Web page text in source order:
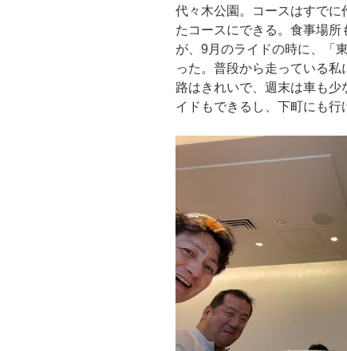
代々木公園。コースはすでに
たコースにできる。食事場
が、9月のライドの時に、「
った。普段から走っている
路はきれいで、週末は車も
イドもできるし、下町にも行